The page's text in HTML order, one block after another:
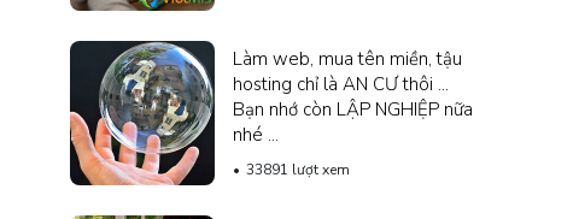
Làm web, mua tên miền, tậu
hosting chỉ là AN CƯ thôi ...
Bạn nhớ còn LẬP NGHIỆP nữa
nhé ...
33891 lượt xem